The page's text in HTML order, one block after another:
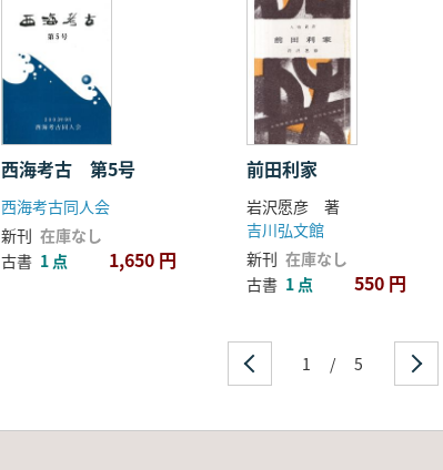
西海考古 第5号
西海考古同人会
新刊 在庫なし
古書 1 点 1,650 円
前田利家
岩沢愿彦 著
吉川弘文館
新刊 在庫なし
古書 1 点 550 円
1 / 5